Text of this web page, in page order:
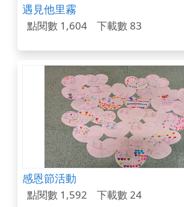
遇見他里霧
點閱數 1,604 下載數 83
感恩節活動
點閱數 1,592 下載數 24